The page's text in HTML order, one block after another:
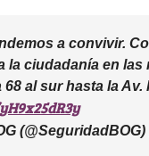
a convivir.
la ciudadanía en
68 al sur hasta la
(@SeguridadBOG)